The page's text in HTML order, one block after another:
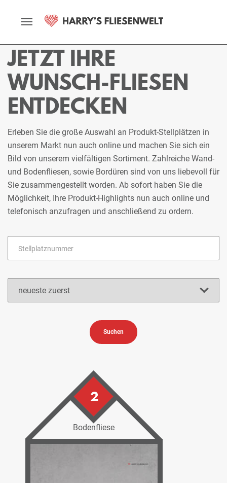
JETZT IHRE
WUNSCH-FLIESEN
ENTDECKEN
Erleben Sie die große Auswahl an Produkt-Stellplätzen in
unserem Markt nun auch online und machen Sie sich ein
Bild von unserem vielfältigen Sortiment. Zahlreiche Wand-
und Bodenfliesen, sowie Bordüren sind von uns liebevoll für
Sie zusammengestellt worden. Ab sofort haben Sie die
Möglichkeit, Ihre Produkt-Highlights nun auch online und
telefonisch anzufragen und anschließend zu ordern.
Suchen
2
Bodenfliese